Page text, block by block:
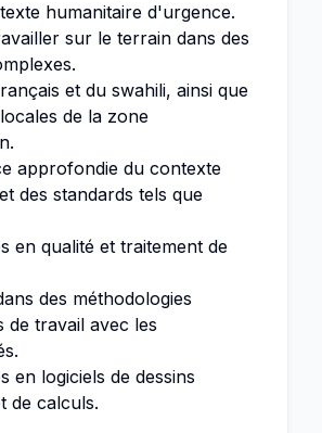
humanitaire d'urgence.
sur le terrain dans des
et du swahili, ainsi que
de la zone
approfondie du contexte
des standards tels que
en qualité et traitement de
des méthodologies
de travail avec les
en logiciels de dessins
de calculs.